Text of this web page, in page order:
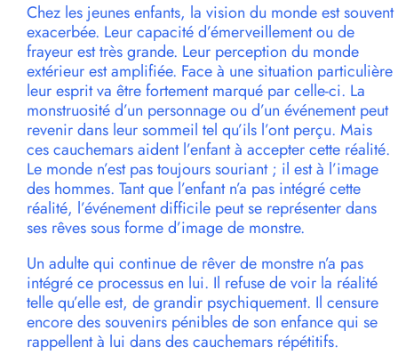
Chez les jeunes enfants, la vision du monde est souvent
exacerbée. Leur capacité d’émerveillement ou de
frayeur est très grande. Leur perception du monde
extérieur est amplifiée. Face à une situation particulière
leur esprit va être fortement marqué par celle-ci. La
monstruosité d’un personnage ou d’un événement peut
revenir dans leur sommeil tel qu’ils l’ont perçu. Mais
ces cauchemars aident l’enfant à accepter cette réalité.
Le monde n’est pas toujours souriant ; il est à l’image
des hommes. Tant que l’enfant n’a pas intégré cette
réalité, l’événement difficile peut se représenter dans
ses rêves sous forme d’image de monstre.
Un adulte qui continue de rêver de monstre n’a pas
intégré ce processus en lui. Il refuse de voir la réalité
telle qu’elle est, de grandir psychiquement. Il censure
encore des souvenirs pénibles de son enfance qui se
rappellent à lui dans des cauchemars répétitifs.